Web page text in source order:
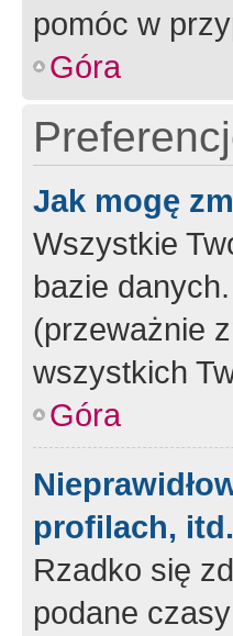
pomóc w
Góra
Jak mogę
Wszystkie
bazie
(przeważnie
wszystkich
Góra
profilach,
Rzadko się
podane